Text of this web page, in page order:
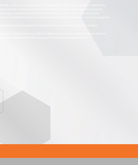
budynków wymagających dostępu na niskim poziomie, w których operatorzy
w ograniczonych przestrzeniach i ograniczonych środowiskach operacyjnych.
że nadaje się ona do prac konserwacyjnych i instalacyjnych nad sufitami
i wokół infrastruktury o ograniczonym dostępie, gdzie większy sprzęt dostępowy
kabli, konserwacji obiektów i inspekcji w budynkach komercyjnych, zakładach
zaledwie 600 mm x 600 mm ułatwia wykonywanie zadań konserwacyjnych w
standardowe platformy niskopoziomowe mogą się nie sprawdzić.